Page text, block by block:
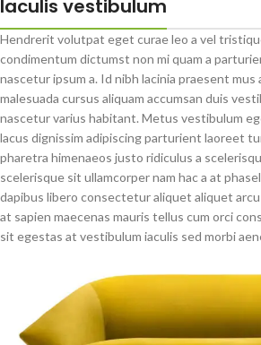
Iaculis vestibulum
Hendrerit volutpat eget curae leo a vel
condimentum dictumst non mi quam a
nascetur ipsum a. Id nibh lacinia praesent mus
malesuada cursus aliquam accumsan duis
nascetur varius habitant. Metus vestibulum
lacus dignissim adipiscing parturient laoreet
pharetra himenaeos justo ridiculus a
scelerisque sit ullamcorper nam hac a at
dapibus libero consectetur aliquet aliquet
at sapien maecenas mauris tellus cum orci
sit egestas at vestibulum iaculis sed morbi